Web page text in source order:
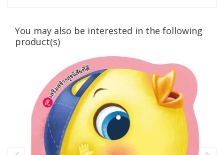
You may also be interested in the following
product(s)